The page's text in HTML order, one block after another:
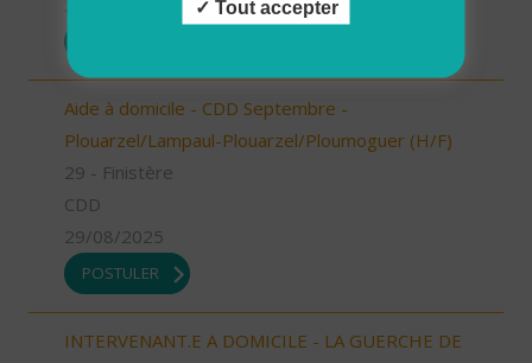
Aide à domicile - CDD Septembre -
Plouarzel/Lampaul-Plouarzel/Ploumoguer (H/F)
29 - Finistère
CDD
29/08/2025
POSTULER
INTERVENANT.E A DOMICILE - LA GUERCHE DE
Tout accepter